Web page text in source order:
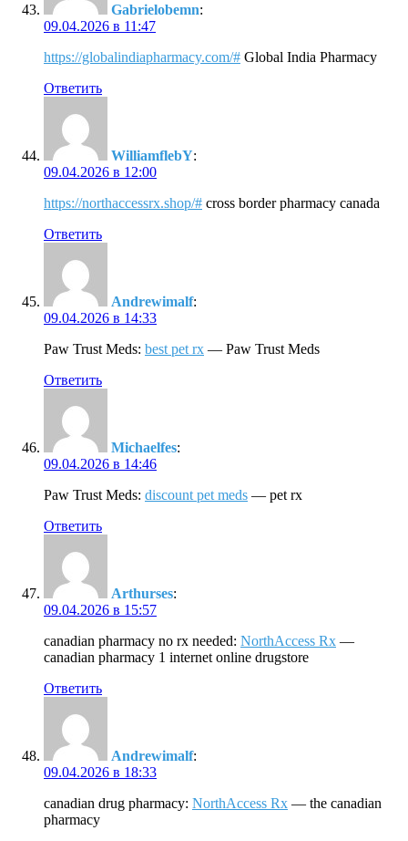
Gabrielobemn:
09.04.2026 в 11:47
https://globalindiapharmacy.com/# Global India Pharmacy
Ответить
WilliamflebY:
09.04.2026 в 12:00
https://northaccessrx.shop/# cross border pharmacy canada
Ответить
Andrewimalf:
09.04.2026 в 14:33
Paw Trust Meds: best pet rx — Paw Trust Meds
Ответить
Michaelfes:
09.04.2026 в 14:46
Paw Trust Meds: discount pet meds — pet rx
Ответить
Arthurses:
09.04.2026 в 15:57
canadian pharmacy no rx needed: NorthAccess Rx —
canadian pharmacy 1 internet online drugstore
Ответить
Andrewimalf:
09.04.2026 в 18:33
canadian drug pharmacy: NorthAccess Rx — the canadian
pharmacy